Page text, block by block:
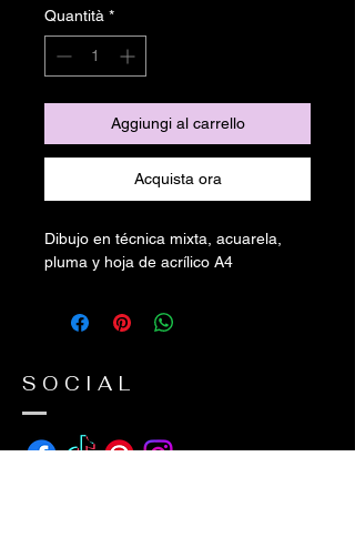
Quantità *
Aggiungi al carrello
Acquista ora
Dibujo en técnica mixta, acuarela,
pluma y hoja de acrílico A4
SOCIAL